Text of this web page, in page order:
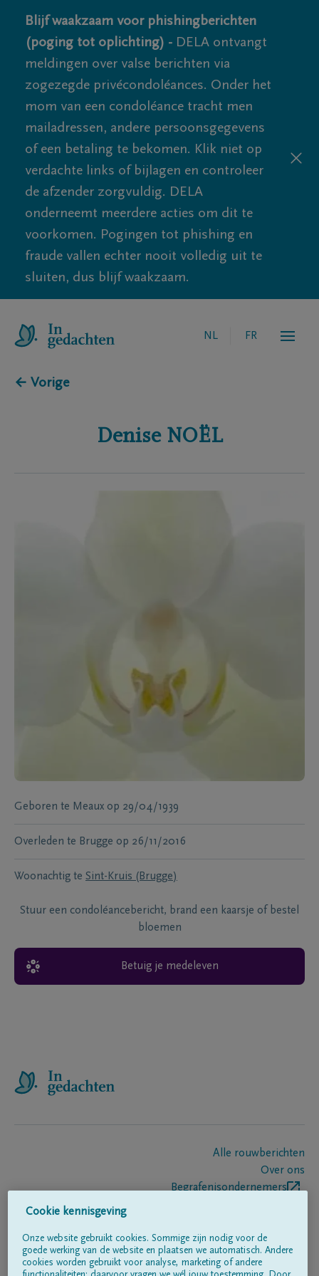
Blijf waakzaam voor phishingberichten
(poging tot oplichting) - DELA ontvangt
meldingen over valse berichten via
zogezegde privécondoléances. Onder het
mom van een condoléance tracht men
mailadressen, andere persoonsgegevens
of een betaling te bekomen. Klik niet op
verdachte links of bijlagen en controleer
de afzender zorgvuldig. DELA
onderneemt meerdere acties om dit te
voorkomen. Pogingen tot phishing en
fraude vallen echter nooit volledig uit te
sluiten, dus blijf waakzaam.
NL FR
← Vorige
Denise NOËL
Geboren te Meaux op 29/04/1939
Overleden te Brugge op 26/11/2016
Woonachtig te Sint-Kruis (Brugge)
Stuur een condoléancebericht, brand een kaarsje of bestel
bloemen
Betuig je medeleven
Alle rouwberichten
Over ons
Begrafenisondernemers
Volg ons op
Cookie kennisgeving
Onze website gebruikt cookies. Sommige zijn nodig voor de
goede werking van de website en plaatsen we automatisch. Andere
cookies worden gebruikt voor analyse, marketing of andere